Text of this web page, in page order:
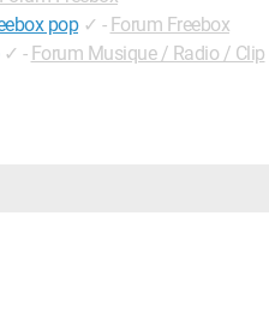
pop ✓ - Forum Freebox
✓ - Forum Musique / Radio / Clip